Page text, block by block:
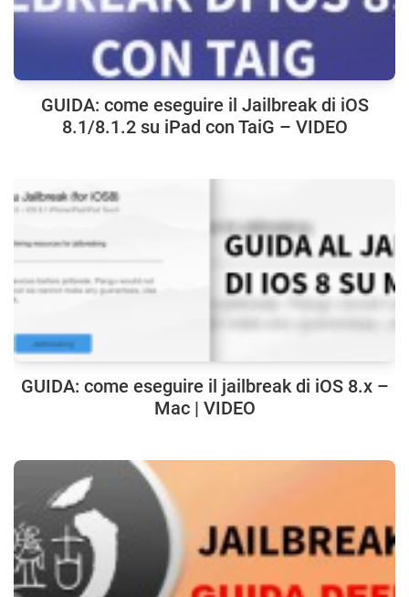
GUIDA: come eseguire il Jailbreak di iOS
8.1/8.1.2 su iPad con TaiG – VIDEO
GUIDA: come eseguire il jailbreak di iOS 8.x –
Mac | VIDEO